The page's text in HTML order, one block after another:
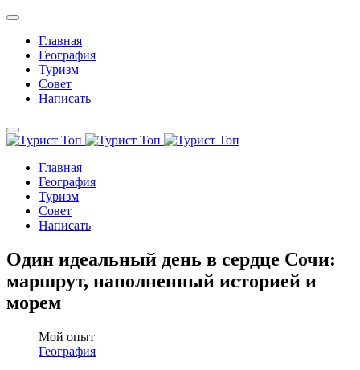
Главная
География
Туризм
Совет
Написать
Главная
География
Туризм
Совет
Написать
Один идеальный день в сердце Сочи:
маршрут, наполненный историей и
морем
Мой опыт
География